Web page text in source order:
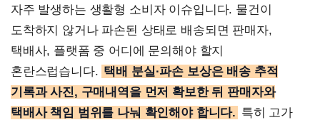
자주 발생하는 생활형 소비자 이슈입니다. 물건이
도착하지 않거나 파손된 상태로 배송되면 판매자,
택배사, 플랫폼 중 어디에 문의해야 할지
혼란스럽습니다. 택배 분실·파손 보상은 배송 추적
기록과 사진, 구매내역을 먼저 확보한 뒤 판매자와
택배사 책임 범위를 나눠 확인해야 합니다. 특히 고가